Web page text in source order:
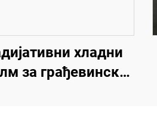
хладни
за грађевинско